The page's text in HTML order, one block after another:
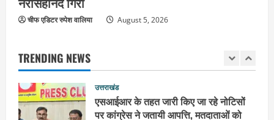
चीफ एडिटर रुपेश वालिया August 5, 2026
TRENDING NEWS
आशीर्वाद
2
एसआईआर के तहत जारी किए जा रहे नोटिसों
पर कांग्रेस ने जतायी आपत्ति, मतदाताओं को
परेशान करने का लगाया आरोप
August 6, 2026